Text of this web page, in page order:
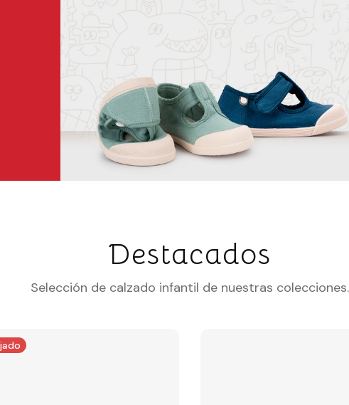
Destacados
Selección de calzado infantil de nuestras colecciones.